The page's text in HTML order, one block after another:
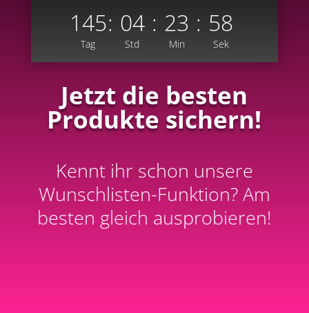
145
Tag
: 04
Std
: 23
Min
: 58
Sek
Jetzt die besten
Produkte sichern!
Kennt ihr schon unsere
Wunschlisten-Funktion? Am
besten gleich ausprobieren!